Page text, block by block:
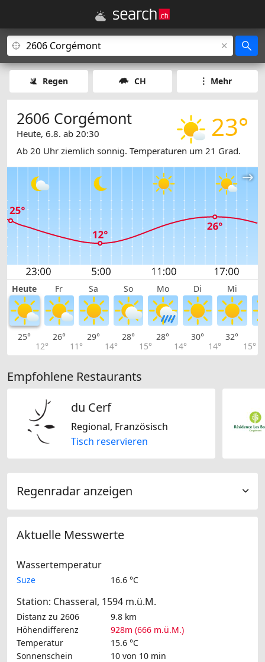
Regen CH Mehr
23°
2606 Corgémont
Heute, 6.8. ab 20:30
Ab 20 Uhr ziemlich sonnig. Temperaturen um 21 Grad.
Heute Fr Sa So Mo Di Mi
25°
12°
26°
11°
29°
14°
28°
15°
28°
14°
30°
14°
32°
15°
Empfohlene Restaurants
du Cerf
Regional, Französisch
Tisch reservieren
Regenradar anzeigen
Aktuelle Messwerte
Wassertemperatur
Suze 16.6 °C
Station: Chasseral, 1594 m.ü.M.
Distanz zu 2606
9.8 km
Höhendifferenz
928m (666 m.ü.M.)
Temperatur
15.6 °C
Sonnenschein
10 von 10 min